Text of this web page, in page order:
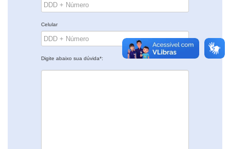
Celular
Digite abaixo sua dúvida*: